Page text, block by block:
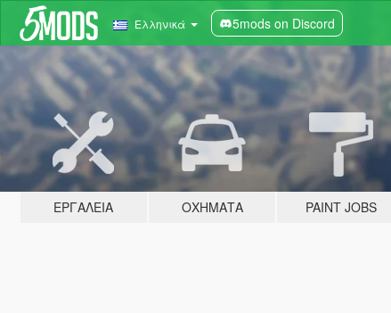
Ελληνικά 5mods on Discord
ΕΡΓΑΛΕΊΑ ΟΧΉΜΑΤΑ PAINT JOBS